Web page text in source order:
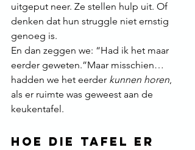
uitgeput neer. Ze stellen hulp uit. Of
denken dat hun struggle niet ernstig
genoeg is.
En dan zeggen we: “Had ik het maar
eerder geweten.”Maar misschien…
hadden we het eerder kunnen horen,
als er ruimte was geweest aan de
keukentafel.
Hoe die tafel er